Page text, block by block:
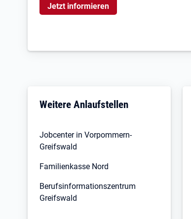
Jetzt informieren
Weitere Anlaufstellen
Jobcenter in Vorpommern-
Greifswald
Familienkasse Nord
Berufsinformationszentrum
Greifswald